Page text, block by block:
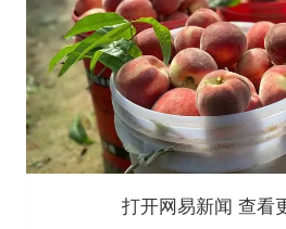
打开网易新闻 查看